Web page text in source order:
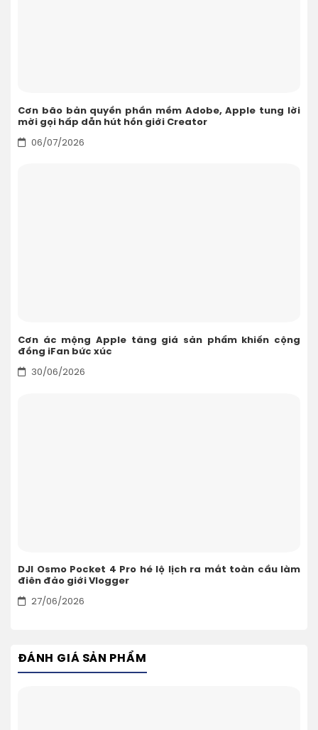
Cơn bão bản quyền phần mềm Adobe, Apple tung lời
mời gọi hấp dẫn hút hồn giới Creator
06/07/2026
Cơn ác mộng Apple tăng giá sản phẩm khiến cộng
đồng iFan bức xúc
30/06/2026
DJI Osmo Pocket 4 Pro hé lộ lịch ra mắt toàn cầu làm
điên đảo giới Vlogger
27/06/2026
ĐÁNH GIÁ SẢN PHẨM